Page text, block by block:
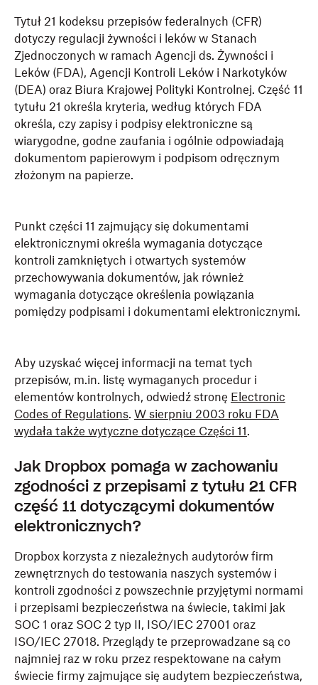
Tytuł 21 kodeksu przepisów federalnych (CFR)
dotyczy regulacji żywności i leków w Stanach
Zjednoczonych w ramach Agencji ds. Żywności i
Leków (FDA), Agencji Kontroli Leków i Narkotyków
(DEA) oraz Biura Krajowej Polityki Kontrolnej. Część 11
tytułu 21 określa kryteria, według których FDA
określa, czy zapisy i podpisy elektroniczne są
wiarygodne, godne zaufania i ogólnie odpowiadają
dokumentom papierowym i podpisom odręcznym
złożonym na papierze.
Punkt części 11 zajmujący się dokumentami
elektronicznymi określa wymagania dotyczące
kontroli zamkniętych i otwartych systemów
przechowywania dokumentów, jak również
wymagania dotyczące określenia powiązania
pomiędzy podpisami i dokumentami elektronicznymi.
Aby uzyskać więcej informacji na temat tych
przepisów, m.in. listę wymaganych procedur i
elementów kontrolnych, odwiedź stronę Electronic
Codes of Regulations. W sierpniu 2003 roku FDA
wydała także wytyczne dotyczące Części 11.
Jak Dropbox pomaga w zachowaniu
zgodności z przepisami z tytułu 21 CFR
część 11 dotyczącymi dokumentów
elektronicznych?
Dropbox korzysta z niezależnych audytorów firm
zewnętrznych do testowania naszych systemów i
kontroli zgodności z powszechnie przyjętymi normami
i przepisami bezpieczeństwa na świecie, takimi jak
SOC 1 oraz SOC 2 typ II, ISO/IEC 27001 oraz
ISO/IEC 27018. Przeglądy te przeprowadzane są co
najmniej raz w roku przez respektowane na całym
świecie firmy zajmujące się audytem bezpieczeństwa,